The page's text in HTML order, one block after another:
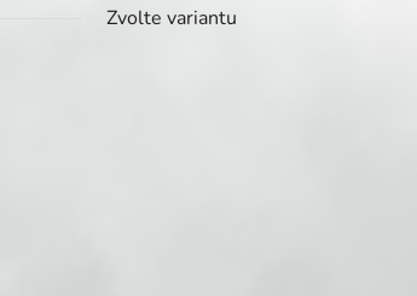
Zvolte variantu